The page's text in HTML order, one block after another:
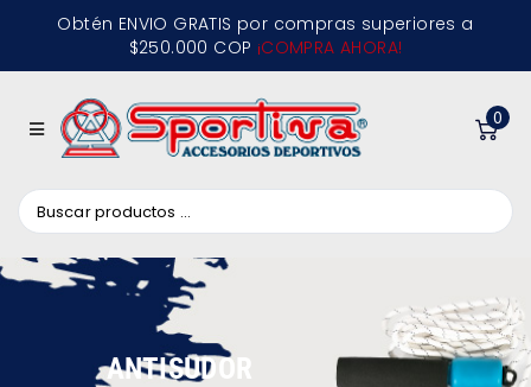
Obtén ENVIO GRATIS por compras superiores a
$250.000 COP ¡COMPRA AHORA!
0
ANTISUDOR